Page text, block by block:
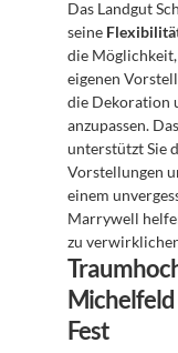
Das Landgut
seine
die
eigenen
die Dekoration
anzupassen.
unterstützt Sie
Vorstellungen
einem
Marrywell
zu
Fest